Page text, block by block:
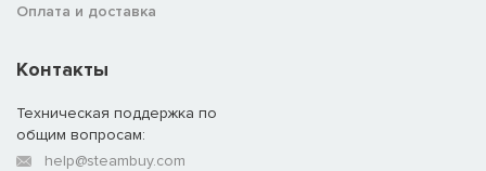
Оплата и доставка
Контакты
Техническая поддержка по
общим вопросам:
help@steambuy.com